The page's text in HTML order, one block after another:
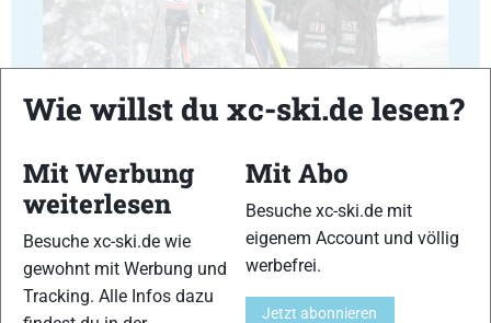
27 28
Wie willst du xc-ski.de lesen?
Mit Werbung
weiterlesen
Besuche xc-ski.de wie
gewohnt mit Werbung und
Tracking. Alle Infos dazu
Mit Abo
Besuche xc-ski.de mit
eigenem Account und völlig
werbefrei.
Jetzt abonnieren